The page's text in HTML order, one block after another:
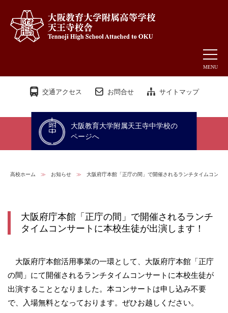
MENU
交通アクセス お問合せ サイトマップ
大阪教育大学附属天王寺中学校の
ページへ
高校ホーム ≫ お知らせ ≫ 大阪府庁本館「正庁の間」で開催されるランチタイムコンサ
大阪府庁本館「正庁の間」で開催されるランチ
タイムコンサートに本校生徒が出演します！
大阪府庁本館活用事業の一環として、大阪府庁本館「正庁
の間」にて開催されるランチタイムコンサートに本校生徒が
出演することとなりました。本コンサートは申し込み不要
で、入場無料となっております。ぜひお越しください。